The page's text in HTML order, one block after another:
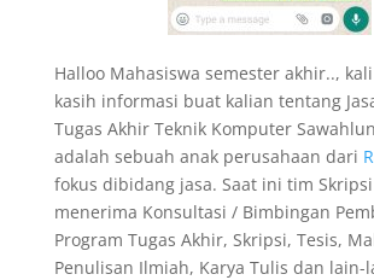
Halloo Mahasiswa semester akhir..,
kasih informasi buat kalian tentang
Tugas Akhir Teknik Komputer
adalah sebuah anak perusahaan dari
fokus dibidang jasa. Saat ini tim
menerima Konsultasi / Bimbingan
Program Tugas Akhir, Skripsi, Tesis,
Penulisan Ilmiah, Karya Tulis dan lain-